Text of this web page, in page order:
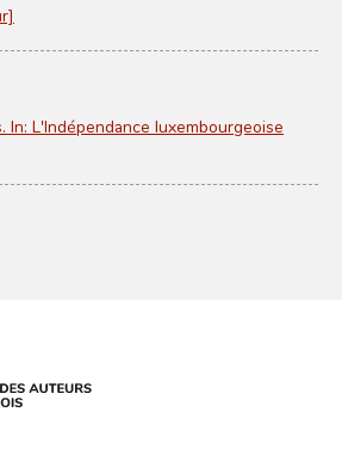
In: L'Indépendance luxembourgeoise